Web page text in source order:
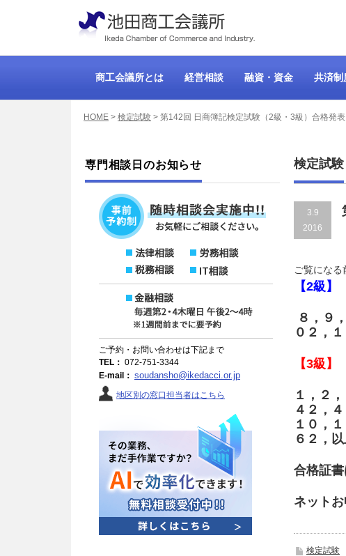
商工会議所とは 経営相談 融資・資金 共済制
HOME > 検定試験 > 第142回 日商簿記検定試験（2級・3級）合格発
検定試験
3.9
2016
ご覧になる
【2級】
８，９
０２，
【3級】
１，２
４２，
１０，
６２，
合格証
ネット
検定試験
専門相談日のお知らせ
ご予約・お問い合わせは下記まで
TEL： 072-751-3344
E-mail： soudansho@ikedacci.or.jp
地区別の窓口担当者はこちら